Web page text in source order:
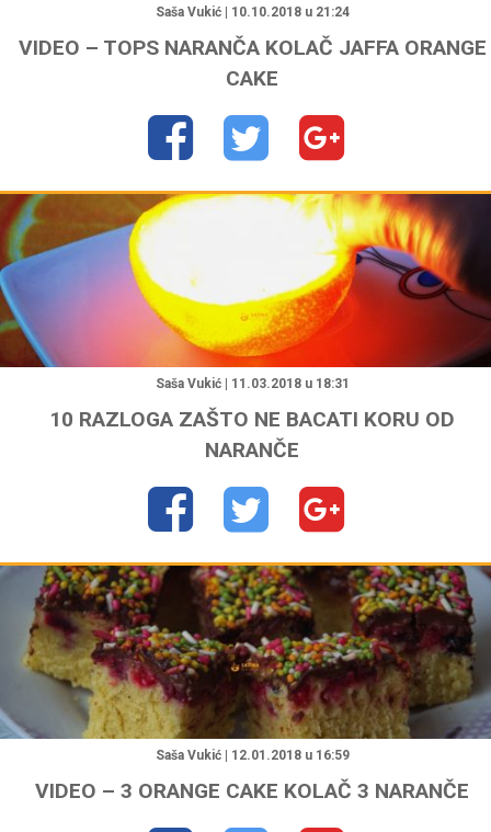
Saša Vukić | 10.10.2018 u 21:24
VIDEO – TOPS NARANČA KOLAČ JAFFA ORANGE
CAKE
"
Saša Vukić | 11.03.2018 u 18:31
10 RAZLOGA ZAŠTO NE BACATI KORU OD
NARANČE
"
Saša Vukić | 12.01.2018 u 16:59
VIDEO – 3 ORANGE CAKE KOLAČ 3 NARANČE